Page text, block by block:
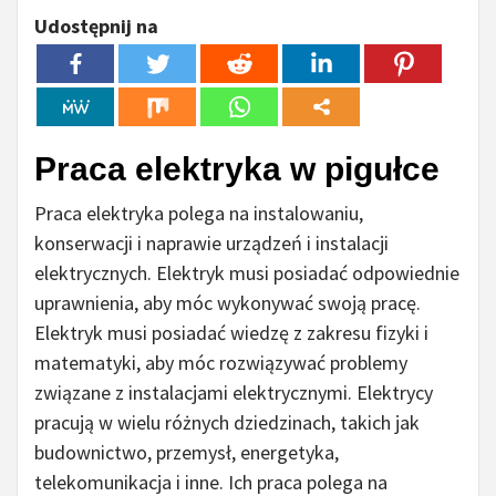
Udostępnij na
Praca elektryka w pigułce
Praca elektryka polega na instalowaniu,
konserwacji i naprawie urządzeń i instalacji
elektrycznych. Elektryk musi posiadać odpowiednie
uprawnienia, aby móc wykonywać swoją pracę.
Elektryk musi posiadać wiedzę z zakresu fizyki i
matematyki, aby móc rozwiązywać problemy
związane z instalacjami elektrycznymi. Elektrycy
pracują w wielu różnych dziedzinach, takich jak
budownictwo, przemysł, energetyka,
telekomunikacja i inne. Ich praca polega na